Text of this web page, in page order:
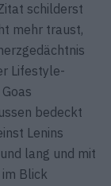
schilderst
mehr traust,
Lifestyle-
bedeckt
Lenins
lang und mit
Blick